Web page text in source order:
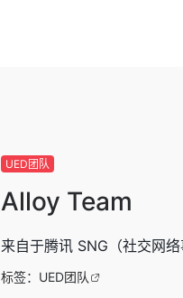
UED团队
Alloy Team
来自于腾讯 SNG（社交网
标签： UED团队